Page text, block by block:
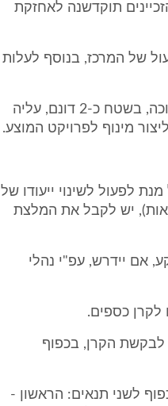
תוקדשנה לאחזקת
של המרכז, בנוסף לעלות
6. כמו כן ציינה הקרן כי הינה חוכרת של חטיבת קרקע סמוכה, בשטח כ-2 דונם, עליה
מינוף לפרויקט המוצע.
לפעול לשינוי ייעודו של
יש לקבל את המלצת
אם יידרש, עפ"י נהלי
לקרן כספים.
לבקשת הקרן, בכפוף
לשני תנאים: הראשון -